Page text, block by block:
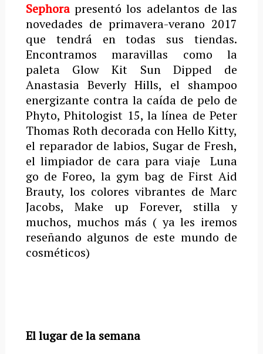
Sephorapresentó los adelantos de las
novedades de primavera-verano 2017
que tendrá en todas sus tiendas.
Encontramos maravillas como la
paleta Glow Kit Sun Dipped de
Anastasia Beverly Hills, el shampoo
energizante contra la caída de pelo de
Phyto, Phitologist 15, la línea de Peter
Thomas Roth decorada con Hello Kitty,
el reparador de labios, Sugar de Fresh,
el limpiador de cara para viaje Luna
go de Foreo, la gym bag de First Aid
Brauty, los colores vibrantes de Marc
Jacobs, Make up Forever, stilla y
muchos, muchos más ( ya les iremos
reseñando algunos de este mundo de
cosméticos)
El lugar de la semana